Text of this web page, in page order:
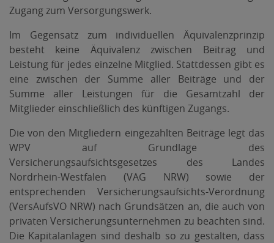
Zugang zum Versorgungswerk.
Im Gegensatz zum individuellen Äquivalenzprinzip
besteht keine Äquivalenz zwischen Beitrag und
Leistung für jedes einzelne Mitglied. Stattdessen gibt es
eine zwischen der Summe aller Beiträge und der
Summe aller Leistungen für die Gesamtzahl der
Mitglieder einschließlich des künftigen Zugangs.
Die von den Mitgliedern eingezahlten Beiträge legt das
WPV auf Grundlage des
Versicherungsaufsichtsgesetzes des Landes
Nordrhein-Westfalen (VAG NRW) sowie der
entsprechenden Versicherungsaufsichts-Verordnung
(VersAufsVO NRW) nach Grundsätzen an, die auch von
privaten Versicherungsunternehmen zu beachten sind.
Die Kapitalanlagen sind deshalb so zu gestalten, dass